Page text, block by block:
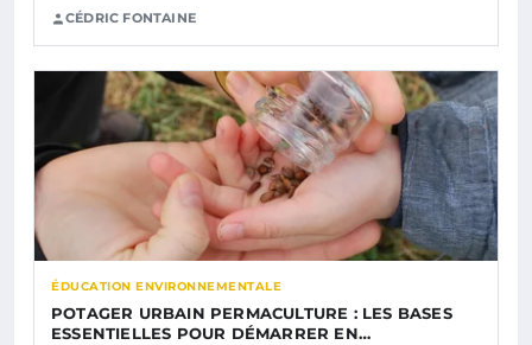
CÉDRIC FONTAINE
ÉDUCATION ENVIRONNEMENTALE
POTAGER URBAIN PERMACULTURE : LES BASES
ESSENTIELLES POUR DÉMARRER EN…